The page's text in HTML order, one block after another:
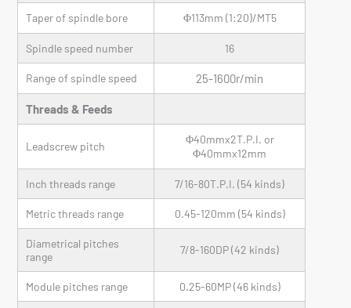
Taper of spindle bore Φ113mm (1:20)/MT5
Spindle speed number 16
Range of spindle speed 25-1600r/min
Threads & Feeds
Leadscrew pitch
Φ40mmx2T.P.I. or
Φ40mmx12mm
Inch threads range 7/16-80T.P.I. (54 kinds)
Metric threads range 0.45-120mm (54 kinds)
Diametrical pitches
range
7/8-160DP (42 kinds)
Module pitches range 0.25-60MP (46 kinds)